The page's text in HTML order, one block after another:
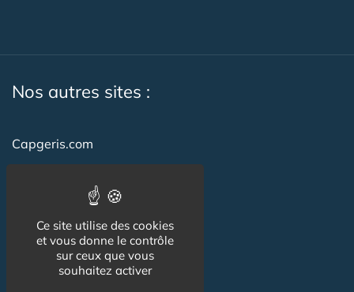
Nos autres sites :
Capgeris.com
Emploi-formation-sante.com
Seniorissimmo.com
Creche-et-naissance.com
Ce site utilise des cookies
et vous donne le contrôle
sur ceux que vous
souhaitez activer